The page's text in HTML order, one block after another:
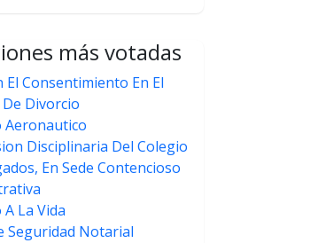
más votadas
El Consentimiento En El
Divorcio
Aeronautico
Disciplinaria Del Colegio
En Sede Contencioso
La Vida
Seguridad Notarial